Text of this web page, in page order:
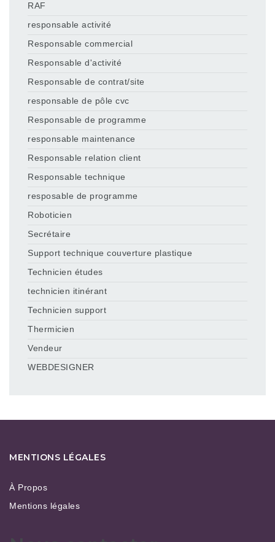
RAF
responsable activité
Responsable commercial
Responsable d'activité
Responsable de contrat/site
responsable de pôle cvc
Responsable de programme
responsable maintenance
Responsable relation client
Responsable technique
resposable de programme
Roboticien
Secrétaire
Support technique couverture plastique
Technicien études
technicien itinérant
Technicien support
Thermicien
Vendeur
WEBDESIGNER
MENTIONS LÉGALES
À Propos
Mentions légales